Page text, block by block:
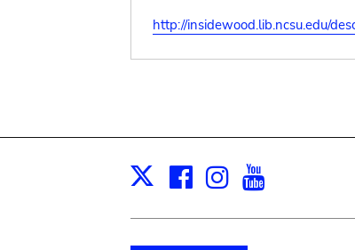
http://insidewood.lib.ncsu.edu/
X Facebook
Instagram